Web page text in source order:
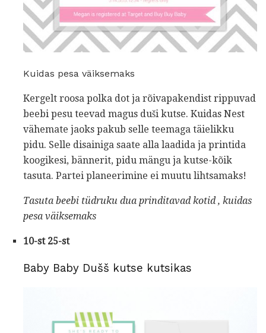
Kuidas pesa väiksemaks
Kergelt roosa polka dot ja rõivapakendist rippuvad
beebi pesu teevad magus duši kutse. Kuidas Nest
vähemate jaoks pakub selle teemaga täielikku
pidu. Selle disainiga saate alla laadida ja printida
koogikesi, bännerit, pidu mängu ja kutse-kõik
tasuta. Partei planeerimine ei muutu lihtsamaks!
Tasuta beebi tüdruku dua prinditavad kotid , kuidas
pesa väiksemaks
10-st 25-st
Baby Baby Dušš kutse kutsikas